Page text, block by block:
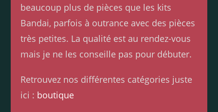
beaucoup plus de pièces que les kits
Bandai, parfois à outrance avec des pièces
très petites. La qualité est au rendez-vous
mais je ne les conseille pas pour débuter.
Retrouvez nos différentes catégories juste
ici : boutique